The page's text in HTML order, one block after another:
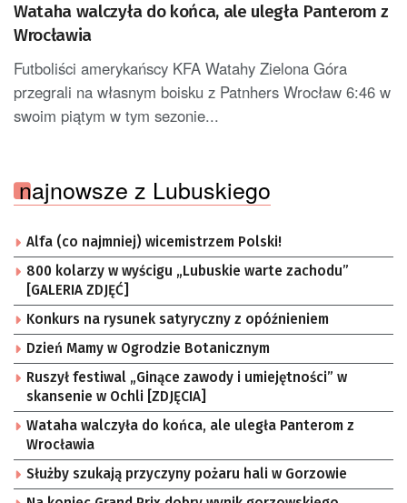
Wataha walczyła do końca, ale uległa Panterom z
Wrocławia
Futboliści amerykańscy KFA Watahy Zielona Góra
przegrali na własnym boisku z Patnhers Wrocław 6:46 w
swoim piątym w tym sezonie...
najnowsze z Lubuskiego
Alfa (co najmniej) wicemistrzem Polski!
800 kolarzy w wyścigu „Lubuskie warte zachodu”
[GALERIA ZDJĘĆ]
Konkurs na rysunek satyryczny z opóźnieniem
Dzień Mamy w Ogrodzie Botanicznym
Ruszył festiwal „Ginące zawody i umiejętności” w
skansenie w Ochli [ZDJĘCIA]
Wataha walczyła do końca, ale uległa Panterom z
Wrocławia
Służby szukają przyczyny pożaru hali w Gorzowie